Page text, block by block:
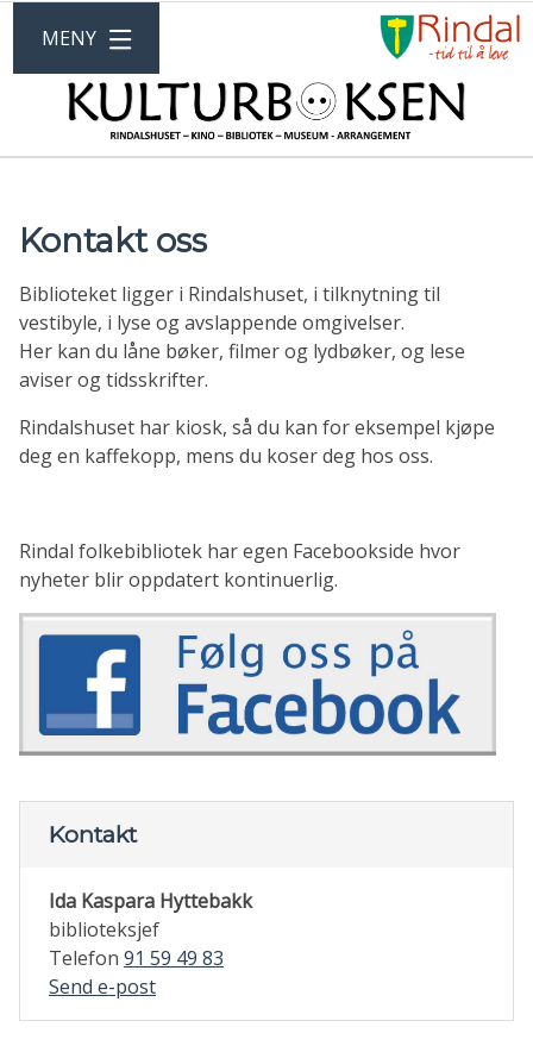
ÅPNE
MENY
Kontakt oss
Biblioteket ligger i Rindalshuset, i tilknytning til
vestibyle, i lyse og avslappende omgivelser.
Her kan du låne bøker, filmer og lydbøker, og lese
aviser og tidsskrifter.
Rindalshuset har kiosk, så du kan for eksempel kjøpe
deg en kaffekopp, mens du koser deg hos oss.
Rindal folkebibliotek har egen Facebookside hvor
nyheter blir oppdatert kontinuerlig.
Kontakt
Ida Kaspara Hyttebakk
biblioteksjef
Send e-posttil
Ida
Telefon 91 59 49 83